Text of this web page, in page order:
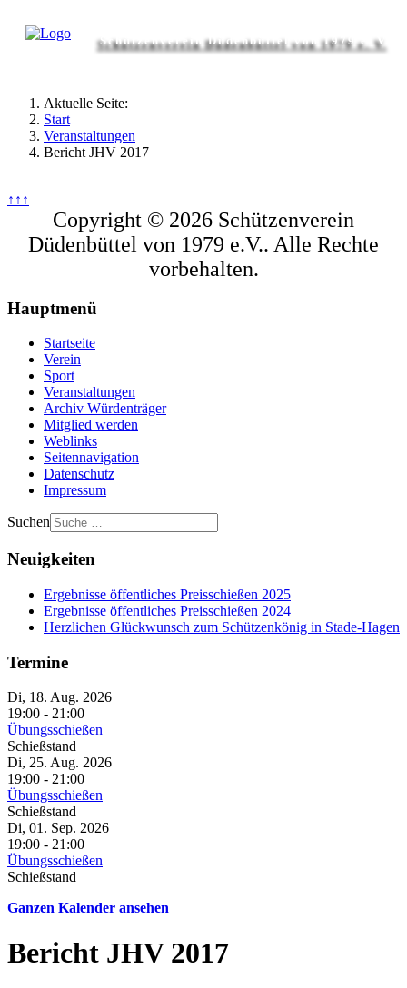
Schützenverein Düdenbüttel von 1979 e. V.
Aktuelle Seite:
Start
Veranstaltungen
Bericht JHV 2017
↑↑↑
Copyright © 2026 Schützenverein
Düdenbüttel von 1979 e.V.. Alle Rechte
vorbehalten.
Hauptmenü
Startseite
Verein
Sport
Veranstaltungen
Archiv Würdenträger
Mitglied werden
Weblinks
Seitennavigation
Datenschutz
Impressum
Suchen
Neuigkeiten
Ergebnisse öffentliches Preisschießen 2025
Ergebnisse öffentliches Preisschießen 2024
Herzlichen Glückwunsch zum Schützenkönig in Stade-Hagen
Termine
Di, 18. Aug. 2026
19:00 - 21:00
Übungsschießen
Schießstand
Di, 25. Aug. 2026
19:00 - 21:00
Übungsschießen
Schießstand
Di, 01. Sep. 2026
19:00 - 21:00
Übungsschießen
Schießstand
Ganzen Kalender ansehen
Bericht JHV 2017